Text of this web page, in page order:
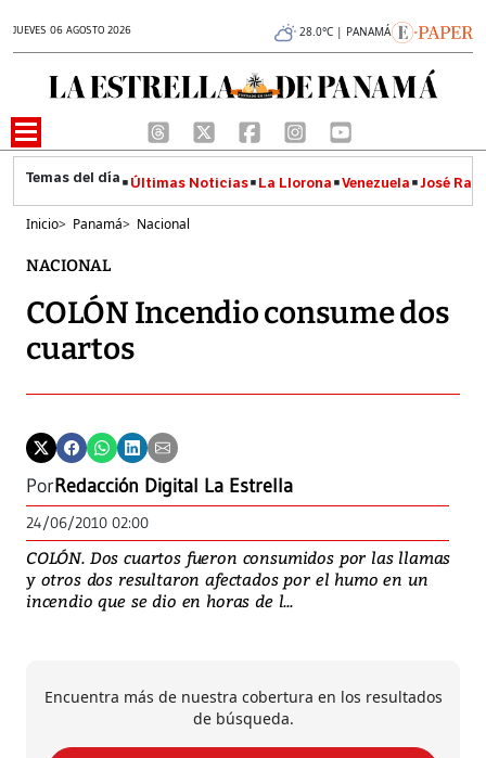
JUEVES 06 AGOSTO 2026 28.0°C | PANAMÁ
Últimas Noticias La Llorona Venezuela José
Inicio> Panamá> Nacional
NACIONAL
COLÓN Incendio consume dos
cuartos
PorRedacción Digital La Estrella
24/06/2010 02:00
COLÓN. Dos cuartos fueron consumidos por las llamas
y otros dos resultaron afectados por el humo en un
incendio que se dio en horas de l...
Encuentra más de nuestra cobertura en los resultados
de búsqueda.